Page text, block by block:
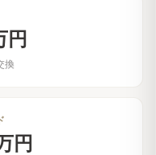
円
換
円